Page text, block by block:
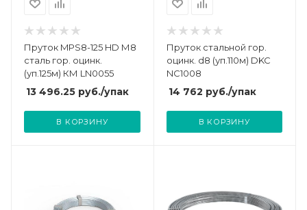
Пруток MPS8-125 HD М8
сталь гор. оцинк.
(уп.125м) КМ LN0055
13 496.25 руб./упак
В КОРЗИНУ
Пруток стальной гор.
оцинк. d8 (уп.110м) DKC
NC1008
14 762 руб./упак
В КОРЗИНУ